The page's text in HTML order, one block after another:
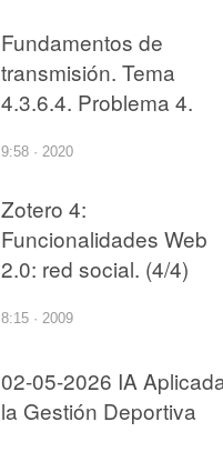
Fundamentos de
transmisión. Tema
4.3.6.4. Problema 4.
9:58 · 2020
Zotero 4:
Funcionalidades Web
2.0: red social. (4/4)
8:15 · 2009
02-05-2026 IA
la Gestión Deportiva